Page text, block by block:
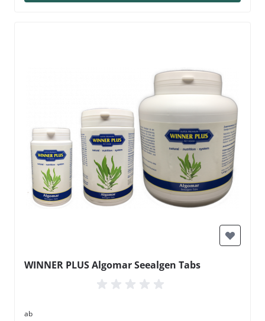
WINNER PLUS Algomar Seealgen Tabs
ab